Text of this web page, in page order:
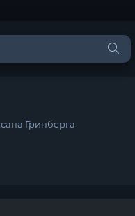
Гринберга